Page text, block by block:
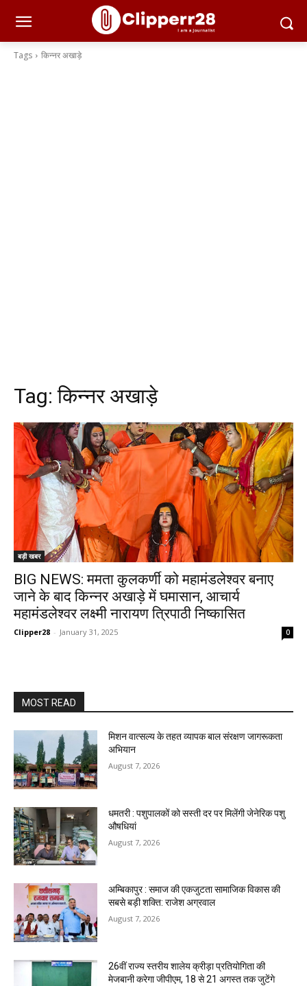
Tags किन्नर अखाड़े
Tag:किन्नर अखाड़े
बड़ी खबर
BIG NEWS: ममता कुलकर्णी को महामंडलेश्वर बनाए
जाने के बाद किन्नर अखाड़े में घमासान, आचार्य
महामंडलेश्वर लक्ष्मी नारायण त्रिपाठी निष्कासित
Clipper28 - January 31, 2025 0
MOST READ
मिशन वात्सल्य के तहत व्यापक बाल संरक्षण जागरूकता
अभियान
August 7, 2026
धमतरी : पशुपालकों को सस्ती दर पर मिलेंगी जेनेरिक पशु
औषधियां
August 7, 2026
अम्बिकापुर : समाज की एकजुटता सामाजिक विकास की
सबसे बड़ी शक्ति: राजेश अग्रवाल
August 7, 2026
26वीं राज्य स्तरीय शालेय क्रीड़ा प्रतियोगिता की
मेजबानी करेगा जीपीएम, 18 से 21 अगस्त तक जुटेंगे